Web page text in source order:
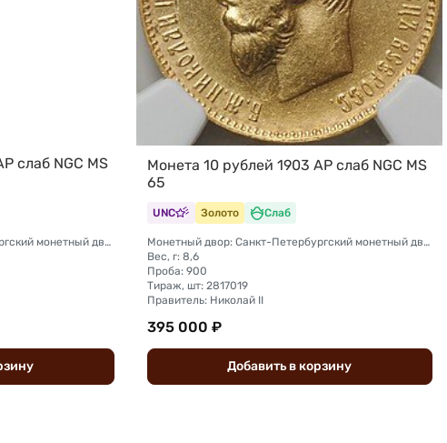
слаб NGC MS
Монетный двор: Санкт-Петербургский монетный двор
Монета 10 рублей 1903 АР слаб NGC MS
65
UNC Золото Слаб
Монетный двор: Санкт-Петербургский монетный двор
Вес, г: 8,6
Проба: 900
Тираж, шт: 2817019
Правитель: Николай II
395 000 ₽
Добавить в корзину